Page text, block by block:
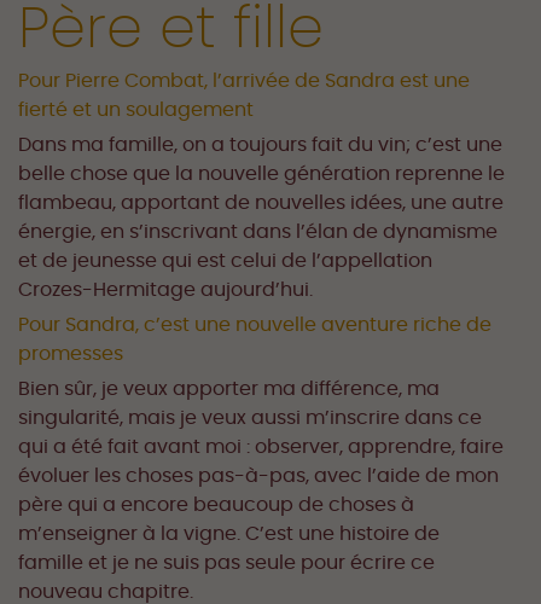
Père et fille
Pour Pierre Combat, l’arrivée de Sandra est une
fierté et un soulagement
Dans ma famille, on a toujours fait du vin; c’est une
belle chose que la nouvelle génération reprenne le
flambeau, apportant de nouvelles idées, une autre
énergie, en s’inscrivant dans l’élan de dynamisme
et de jeunesse qui est celui de l’appellation
Crozes-Hermitage aujourd’hui.
Pour Sandra, c’est une nouvelle aventure riche de
promesses
Bien sûr, je veux apporter ma différence, ma
singularité, mais je veux aussi m’inscrire dans ce
qui a été fait avant moi : observer, apprendre, faire
évoluer les choses pas-à-pas, avec l’aide de mon
père qui a encore beaucoup de choses à
m’enseigner à la vigne. C’est une histoire de
famille et je ne suis pas seule pour écrire ce
nouveau chapitre.